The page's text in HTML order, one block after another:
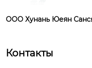
OOO Хунань Юеян
Контакты